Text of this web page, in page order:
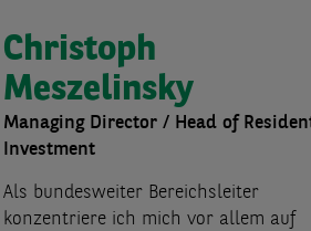
Christoph
Meszelinsky
Managing Director / Head of
Investment
Als bundesweiter Bereichsleiter
konzentriere ich mich vor allem auf